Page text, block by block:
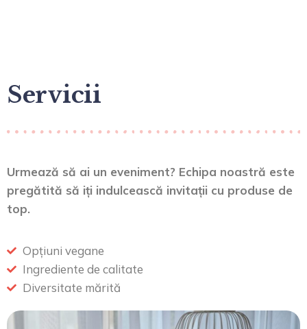
Servicii
Urmează să ai un eveniment? Echipa noastră este
pregătită să iți indulcească invitații cu produse de
top.
Opțiuni vegane
Ingrediente de calitate
Diversitate mărită